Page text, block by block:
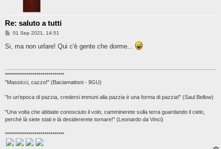
Re: saluto a tutti
P
t
01 Sep 2021, 14:51
Si, ma non urlare! Qui c'è gente che dorme...
******************************
"Massicci, cazzo!" (Baciamattoni - 9GU)
"In un'epoca di pazzia, credersi immuni alla pazzia è una forma di pazzia!" (Saul Bellow)
"Una volta che abbiate conosciuto il volo, camminerete sulla terra guardando il cielo,
perché là siete stati e là desidererete tornare!" (Leonardo da Vinci)
******************************